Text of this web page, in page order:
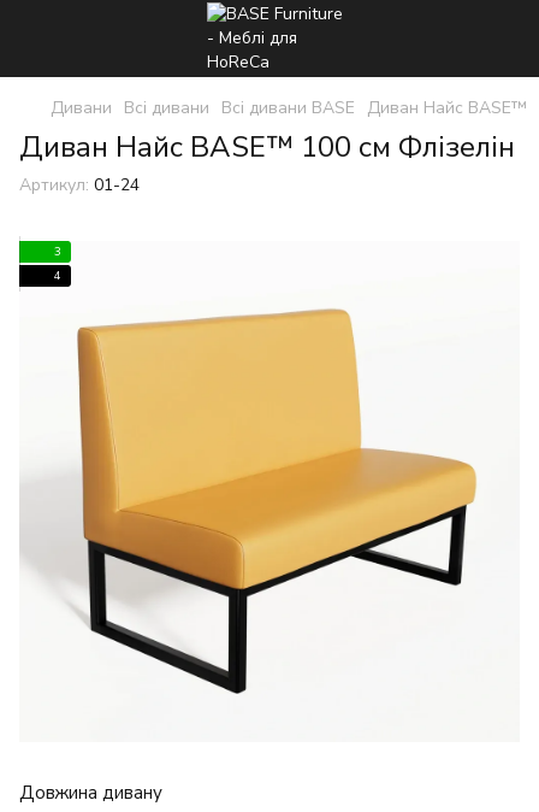
Дивани Всі дивани Всі дивани BASE Диван Найс BASE™
Диван Найс BASE™ 100 см Флізелін
Артикул: 01-24
3
4
Довжина дивану